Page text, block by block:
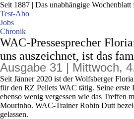
Seit 1887 | Das unabhängige
Test-Abo
Jobs
Chronik
WAC-Pressesprecher
uns auszeichnet, ist das
Ausgabe 31 | Mittwoch,
Seit Jänner 2020 ist der Wolfsberger
für den RZ Pellets WAC tätig. Seine erste
ebenso wenig vergessen wie das Treffen
Mourinho. WAC-Trainer Robin Dutt
gelassen.